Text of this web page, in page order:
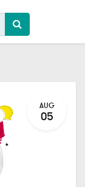
AUG
05